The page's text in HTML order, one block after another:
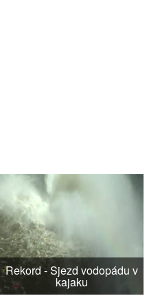
Rekord - Sjezd vodopádu v
kajaku